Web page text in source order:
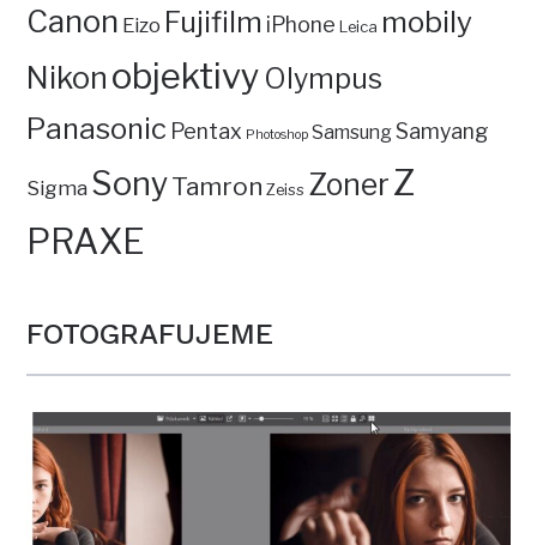
Canon Eizo Fujifilm iPhone Leica mobily
Nikon objektivy Olympus
Panasonic Pentax Photoshop SamsungSamyang
Sigma SonyTamron Zeiss ZonerZ
PRAXE
FOTOGRAFUJEME